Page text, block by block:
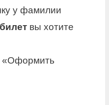
у фамилии
билет вы хотите
«Оформить